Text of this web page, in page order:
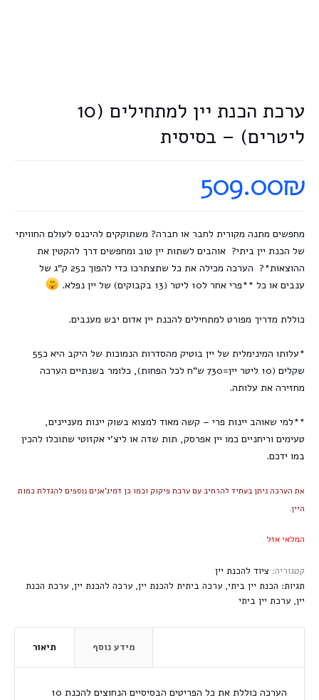
ערכת הכנת יין למתחילים (10
ליטרים) – בסיסית
509.00₪
מחפשים מתנה מקורית לחבר או חברה? משתוקקים להיכנס לעולם החוויתי
של הכנת יין ביתי? אוהבים לשתות יין טוב ומחפשים דרך להקטין את
ההוצאות*? הערכה מכילה את כל שתצתרכו כדי להפוך כ25 ק"ג של
ענבים או כל **פרי אחר ל10 ליטר (13 בקבוקים) של יין נפלא.
כוללת מדריך מפורט למתחילים להכנת יין אדום יבש מענבים.
*עלותו המינימלית של יין בוטיק מהסדרות הנמוכות של היקב היא כ55
שקלים (10 ליטר יין=730 ש"ח לכל הפחות), כלומר בשנתיים הערכה
מחזירה את עלותה.
**למי שאוהב יינות פרי – קשה מאוד למצוא בשוק יינות מעניינים,
טעימים וריחניים כמו יין אפרסק, תות שדה או ליצ'י אקזוטי שתוכלו להכין
במו ידכם.
את הערכה ניתן בעתיד להרחיב עם ערכת פיקוק וכמו כן דמיג'אנים נוספים להגדלת כמות
היין.
המלאי אזל
קטגוריה: ציוד להכנת יין
תגיות: הכנת יין ביתי, ערכה ביתית להכנת יין, ערכה להכנת יין, ערכת הכנת
יין, ערכת יין ביתי
תיאור מידע נוסף
הערכה כוללת את כל הפריטים הבסיסיים הנחוצים להכנת 10